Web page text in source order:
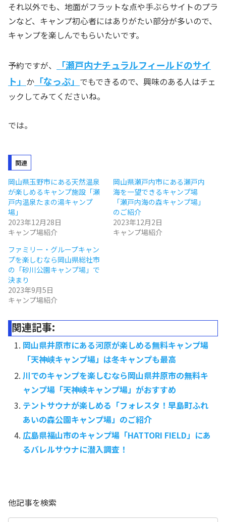
それ以外でも、地面がフラットな点や手ぶらサイトのプラ
ンなど、キャンプ初心者にはありがたい部分が多いので、
キャンプを楽しんでもらいたいです。
予約ですが、
「瀬戸内ナチュラルフィールドのサイ
ト」 か 「なっぷ」 でもできるので、興味のある人はチェ
ックしてみてくださいね。
では。
関連
岡山県玉野市にある天然温泉
が楽しめるキャンプ施設「瀬
戸内温泉たまの湯キャンプ
場」
2023年12月28日
キャンプ場紹介
岡山県瀬戸内市にある瀬戸内
海を一望できるキャンプ場
「瀬戸内海の森キャンプ場」
のご紹介
2023年12月2日
キャンプ場紹介
ファミリー・グループキャン
プを楽しむなら岡山県総社市
の「砂川公園キャンプ場」で
決まり
2023年9月5日
キャンプ場紹介
関連記事:
岡山県井原市にある河原が楽しめる無料キャンプ場
「天神峡キャンプ場」は冬キャンプも最高
川でのキャンプを楽しむなら岡山県井原市の無料キ
ャンプ場「天神峡キャンプ場」がおすすめ
テントサウナが楽しめる「フォレスタ！早島町ふれ
あいの森公園キャンプ場」のご紹介
広島県福山市のキャンプ場「HATTORI FIELD」にあ
るバレルサウナに潜入調査！
他記事を検索